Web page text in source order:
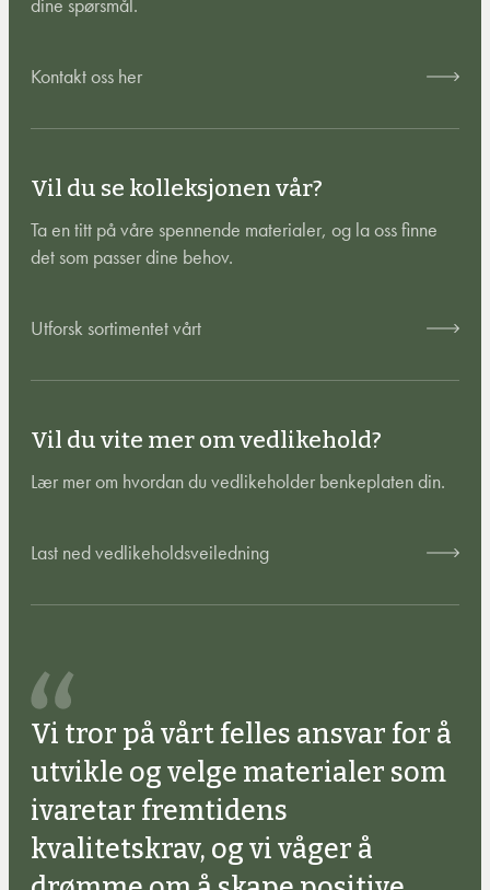
Kontakt oss her
Vil du se kolleksjonen vår?
Ta en titt på våre spennende materialer, og la oss finne
det som passer dine behov.
Utforsk sortimentet vårt
Vil du vite mer om vedlikehold?
Lær mer om hvordan du vedlikeholder benkeplaten din.
Last ned vedlikeholdsveiledning
Vi tror på vårt felles ansvar for å
utvikle og velge materialer som
ivaretar fremtidens
kvalitetskrav, og vi våger å